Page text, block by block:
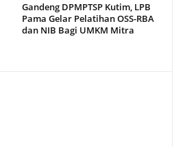
Gandeng DPMPTSP Kutim, LPB
Pama Gelar Pelatihan OSS-RBA
dan NIB Bagi UMKM Mitra